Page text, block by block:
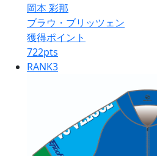
岡本 彩那
ブラウ・ブリッツェン
獲得ポイント
722pts
RANK3